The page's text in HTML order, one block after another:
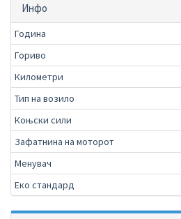
Инфо
Година
Гориво
Километри
Тип на возило
Коњски сили
Зафатнина на моторот
Менувач
Еко стандард